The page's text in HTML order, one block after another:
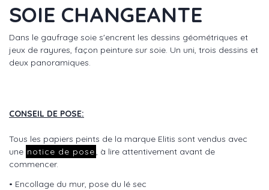
SOIE CHANGEANTE
Dans le gaufrage soie s'encrent les dessins géométriques et
jeux de rayures, façon peinture sur soie. Un uni, trois dessins et
deux panoramiques.
CONSEIL DE POSE:
Tous les papiers peints de la marque Elitis sont vendus avec
une notice de pose, à lire attentivement avant de
commencer.
• Encollage du mur, pose du lé sec